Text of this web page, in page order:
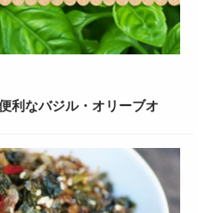
利なバジル・オリーブオ